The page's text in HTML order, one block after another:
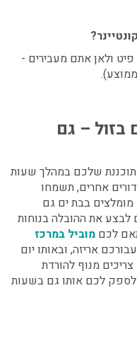
תלוי בגוגל המכולה 20 או 40 פיט ולאן אתם מעבירים -
בזול – גם
שלכם במהלך שעות
אחרים, תשמחו
מומלצים בבת ים גם
לבצע את ההובלה בנוחות
לכם מוביל במרכז
אריזה, ובאותו יום
מנוף להורדת
לספק לכם אותו גם בשעות